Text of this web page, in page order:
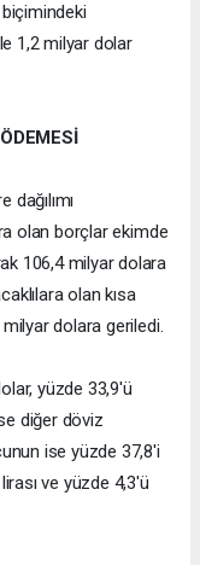
1,2 milyar dolar
olan borçlar ekimde
106,4 milyar dolara
olan kısa
dolara geriledi.
yüzde 33,9'ü
diğer döviz
ise yüzde 37,8'i
ve yüzde 4,3'ü